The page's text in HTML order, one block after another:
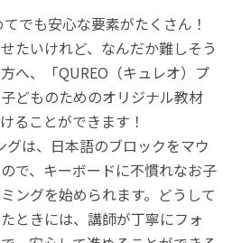
でも安心な要素がたくさん！
たいけれど、なんだか難しそう
へ、「QUREO（キュレオ）プ
どものためのオリジナル教材
ることができます！
グは、日本語のブロックをマウ
で、キーボードに不慣れなお子
ングを始められます。どうして
ときには、講師が丁寧にフォ